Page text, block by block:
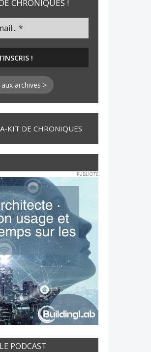
CHRONIQUES !
archives >
KIT DE CHRONIQUES
PUBLICITE
PODCAST